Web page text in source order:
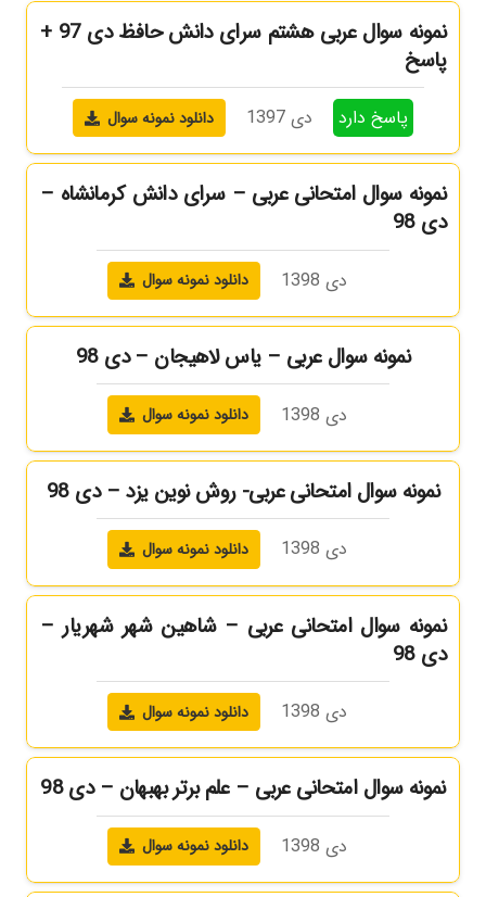
نمونه سوال عربی هشتم سرای دانش حافظ دی 97 +
پاسخ
پاسخ دارد دی 1397 دانلود نمونه سوال
نمونه سوال امتحانی عربی – سرای دانش کرمانشاه –
دی 98
دی 1398 دانلود نمونه سوال
نمونه سوال عربی – یاس لاهیجان – دی 98
دی 1398 دانلود نمونه سوال
نمونه سوال امتحانی عربی- روش نوین یزد – دی 98
دی 1398 دانلود نمونه سوال
نمونه سوال امتحانی عربی – شاهین شهر شهریار –
دی 98
دی 1398 دانلود نمونه سوال
نمونه سوال امتحانی عربی – علم برتر بهبهان – دی 98
دی 1398 دانلود نمونه سوال